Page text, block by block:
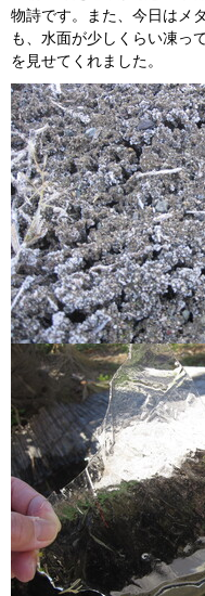
物詩です。また、今日はメ
も、水面が少しくらい凍っ
を見せてくれました。